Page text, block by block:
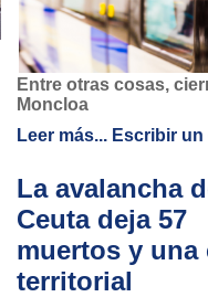
Entre otras cosas,
Moncloa
Leer más... Escribir
La avalancha
Ceuta deja 57
muertos y una
territorial